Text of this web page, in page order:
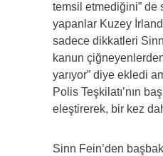
temsil etmediğini” de
yapanlar Kuzey
sadece dikkatleri
kanun
yarıyor” diye ekledi
Polis Teşkilatı’nın
eleştirerek, bir kez
Sinn Fein’den